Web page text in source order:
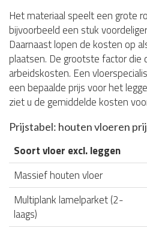
Het materiaal speelt een grote
bijvoorbeeld een stuk
Daarnaast lopen de kosten op
plaatsen. De grootste factor die
arbeidskosten. Een
een bepaalde prijs voor het
ziet u de gemiddelde kosten
Prijstabel: houten vloeren
Soort vloer excl. leggen
Massief houten vloer
Multiplank lamelparket (2-
laags)